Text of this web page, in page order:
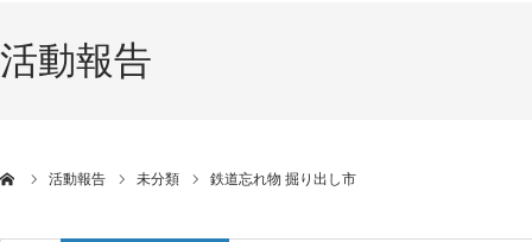
活動報告
活動報告 未分類 鉄道忘れ物 掘り出し市